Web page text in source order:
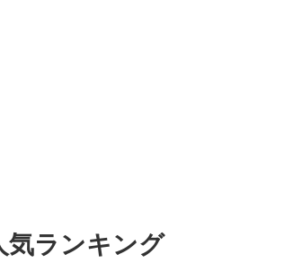
気ランキング